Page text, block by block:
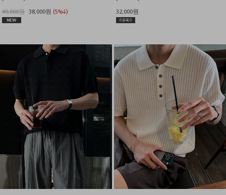
40,000원 38,000원 (5%↓)
32,000원